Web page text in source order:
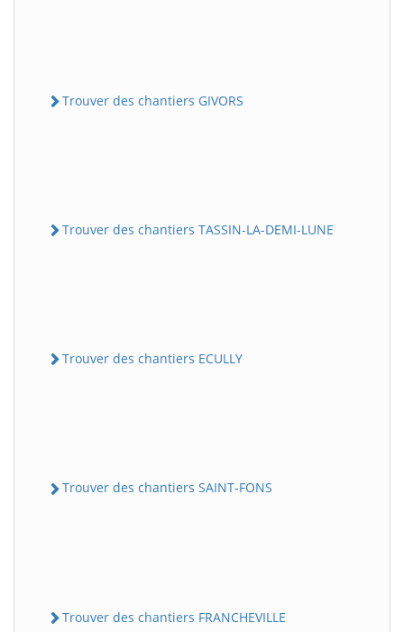
Trouver des chantiers GIVORS
Trouver des chantiers TASSIN-LA-DEMI-LUNE
Trouver des chantiers ECULLY
Trouver des chantiers SAINT-FONS
Trouver des chantiers FRANCHEVILLE